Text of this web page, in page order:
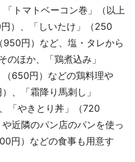
トマトベーコン巻」（以上
）、「しいたけ」（250
円）など、塩・タレから
のほか、「鶏煮込み」
（650円）などの鶏料理や
、「霜降り馬刺し」
「やきとり丼」（720
近隣のパン店のパンを使っ
円）などの食事も用意す